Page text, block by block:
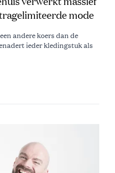
mode
andere koers dan de
ieder kledingstuk als